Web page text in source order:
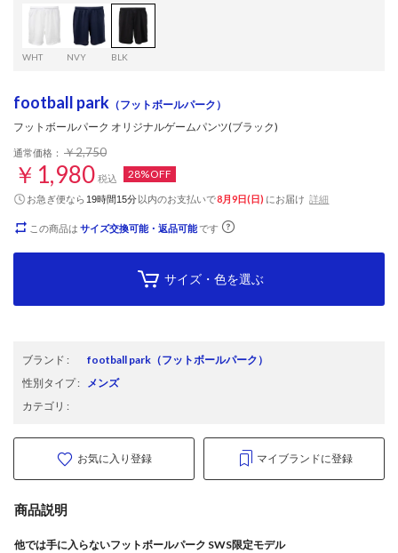
WHT NVY BLK
football park （フットボールパーク）
フットボールパーク オリジナルゲームパンツ(ブラック)
通常価格： ￥2,750
￥1,980 税込 28%OFF
お急ぎ便なら 19時間15分以内のお支払いで8月9日(日) にお届け 詳細
この商品は サイズ交換可能・返品可能です
サイズ・色を選ぶ
ブランド : football park （フットボールパーク）
性別タイプ:
メンズ
カテゴリ :
お気に入り登録 マイブランドに登録
商品説明
他では手に入らないフットボールパーク SWS限定モデル